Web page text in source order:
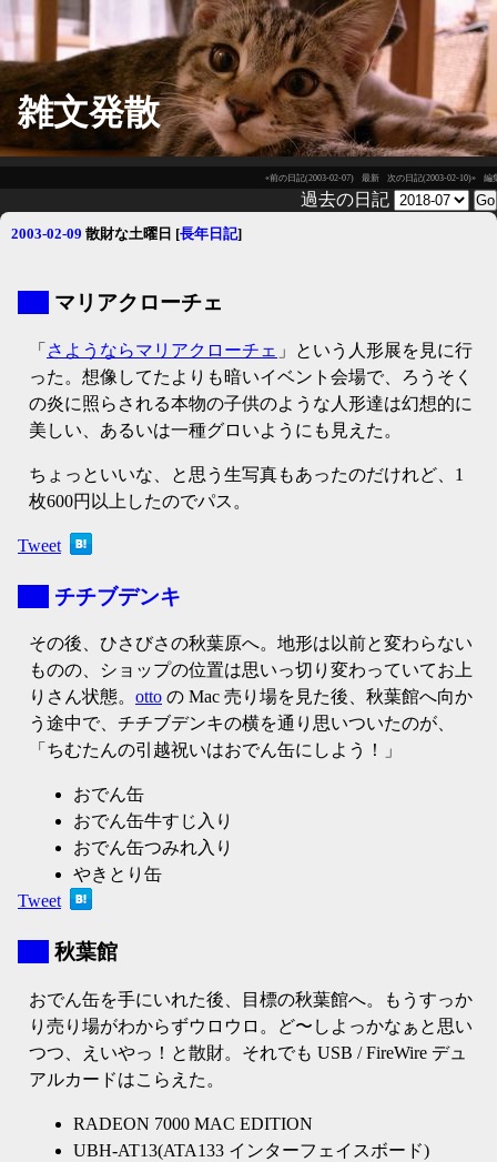
雑文発散
«前の日記(2003-02-07) 最新 次の日記(2003-02-10)» 編
過去の日記
2003-02-09 散財な土曜日 [長年日記]
マリアクローチェ
「 さようならマリアクローチェ 」という人形展を見に行
った。想像してたよりも暗いイベント会場で、ろうそく
の炎に照らされる本物の子供のような人形達は幻想的に
美しい、あるいは一種グロいようにも見えた。
ちょっといいな、と思う生写真もあったのだけれど、1
枚600円以上したのでパス。
Tweet
チチブデンキ
その後、ひさびさの秋葉原へ。地形は以前と変わらない
ものの、ショップの位置は思いっ切り変わっていてお上
りさん状態。 otto の Mac 売り場を見た後、秋葉館へ向か
う途中で、チチブデンキの横を通り思いついたのが、
「ちむたんの引越祝いはおでん缶にしよう！」
おでん缶
おでん缶牛すじ入り
おでん缶つみれ入り
やきとり缶
Tweet
秋葉館
おでん缶を手にいれた後、目標の秋葉館へ。もうすっか
り売り場がわからずウロウロ。ど〜しよっかなぁと思い
つつ、えいやっ！と散財。それでも USB / FireWire デュ
アルカードはこらえた。
RADEON 7000 MAC EDITION
UBH-AT13(ATA133 インターフェイスボード)